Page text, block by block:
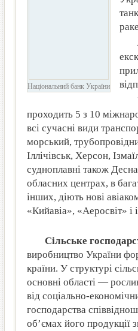
Національний банк України
проходить 5 з 10
всі сучасні види
морський,
Іллічівськ, Херсон,
судноплавні також
обласних центрах, в
інших, діють нові
«Кийавіа», «Аеросвіт» і
Сільське
виробництво України
країни. У структурі
основні області —
від соціально-
господарства
об’ємах його продукції